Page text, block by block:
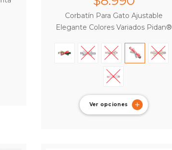
Corbatín Para Gato Ajustable
Elegante Colores Variados Pidan®
Ver opciones